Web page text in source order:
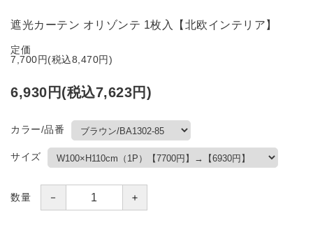
遮光カーテン オリゾンテ 1枚入【北欧インテリア】
定価
7,700円(税込8,470円)
6,930円(税込7,623円)
カラー/品番
サイズ
数量 － ＋